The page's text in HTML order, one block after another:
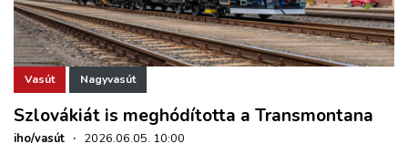
Vasút Nagyvasút
Szlovákiát is meghódította a Transmontana
iho/vasút · 2026.06.05. 10:00